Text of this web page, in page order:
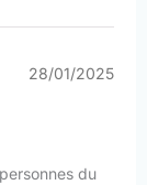
28/01/2025
du